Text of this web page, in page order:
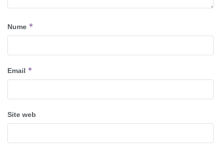
Nume *
Email *
Site web